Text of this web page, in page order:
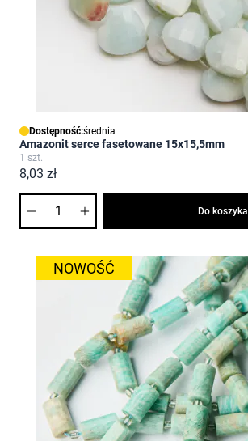
Dostępność:średnia
Amazonit serce fasetowane 15x15,5mm
1 szt.
8,03 zł
Do koszyka
NOWOŚĆ